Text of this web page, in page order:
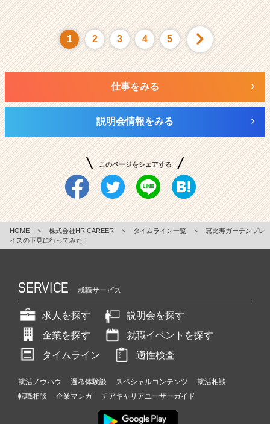
1 2 3 4 5
仕事をみる
説明会情報をみる
このページをシェアする
HOME ＞ 株式会社HR CAREER ＞ タイムライン一覧 ＞
恵比寿ガーデンプレ
イスの下見に行ってみた！
SERVICE 就職サービス
求人を探す
説明会を探す
企業を探す
就職イベントを探す
タイムライン
適性検査
就活ノウハウ 選考体験談 スペシャルコンテンツ
就活相談
転職相談
企業マンガ チアキャリアユーザーガイド